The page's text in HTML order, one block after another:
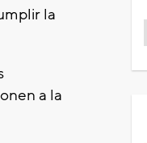
la
a la